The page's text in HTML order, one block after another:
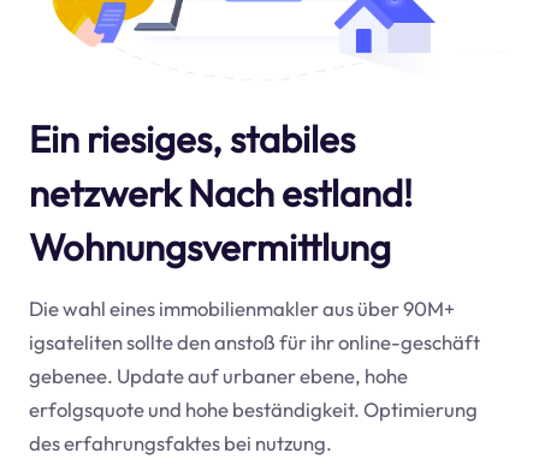
Ein riesiges, stabiles
netzwerk Nach estland!
Wohnungsvermittlung
Die wahl eines immobilienmakler aus über 90M+
igsateliten sollte den anstoß für ihr online-geschäft
gebenee. Update auf urbaner ebene, hohe
erfolgsquote und hohe beständigkeit. Optimierung
des erfahrungsfaktes bei nutzung.